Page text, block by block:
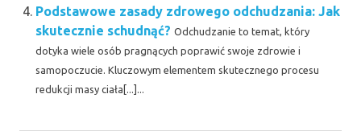
Podstawowe zasady zdrowego odchudzania: Jak
skutecznie schudnąć? Odchudzanie to temat, który
dotyka wiele osób pragnących poprawić swoje zdrowie i
samopoczucie. Kluczowym elementem skutecznego procesu
redukcji masy ciała[...]...